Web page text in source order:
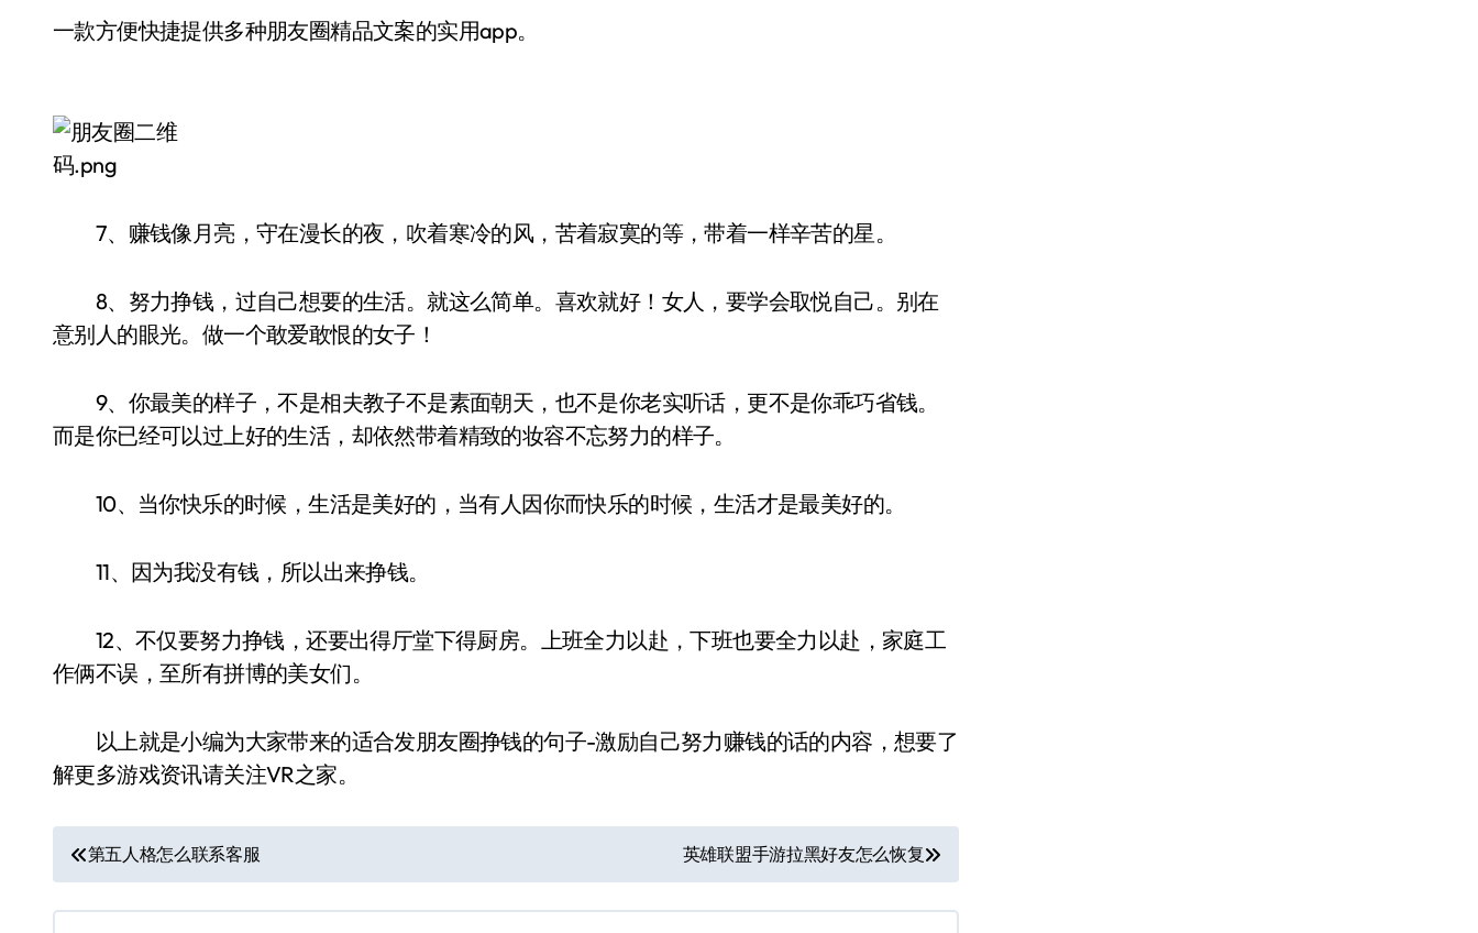
一款方便快捷提供多种朋友圈精品文案的实用app。
7、赚钱像月亮，守在漫长的夜，吹着寒冷的风，苦着寂寞的等，带着一样辛苦的星。
8、努力挣钱，过自己想要的生活。就这么简单。喜欢就好！女人，要学会取悦自己。别在
意别人的眼光。做一个敢爱敢恨的女子！
9、你最美的样子，不是相夫教子不是素面朝天，也不是你老实听话，更不是你乖巧省钱。
而是你已经可以过上好的生活，却依然带着精致的妆容不忘努力的样子。
10、当你快乐的时候，生活是美好的，当有人因你而快乐的时候，生活才是最美好的。
11、因为我没有钱，所以出来挣钱。
12、不仅要努力挣钱，还要出得厅堂下得厨房。上班全力以赴，下班也要全力以赴，家庭工
作俩不误，至所有拼博的美女们。
以上就是小编为大家带来的适合发朋友圈挣钱的句子-激励自己努力赚钱的话的内容，想要了
解更多游戏资讯请关注VR之家。
文
章
第五人格怎么联系客服 英雄联盟手游拉黑好友怎么恢复